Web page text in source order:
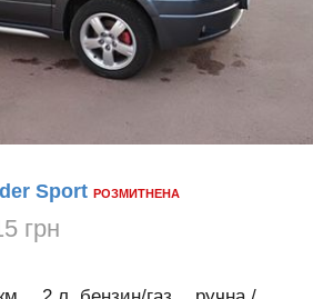
Sport РОЗМИТНЕНА
грн